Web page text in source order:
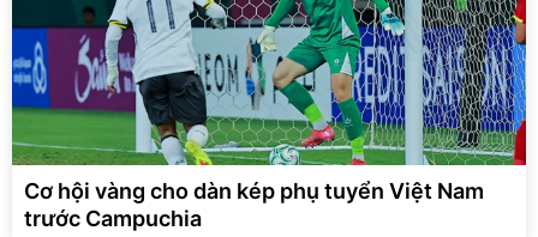
Cơ hội vàng cho dàn kép phụ tuyển Việt Nam
trước Campuchia